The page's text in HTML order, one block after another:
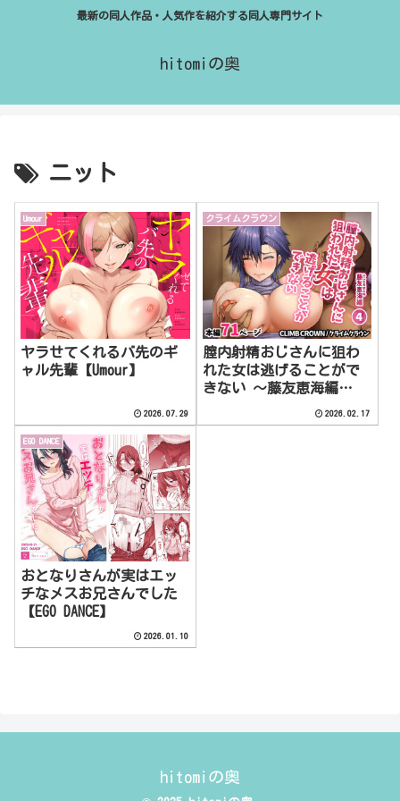
最新の同人作品・人気作を紹介する同人専門サイト
hitomiの奥
ニット
Umour
ヤラせてくれるバ先のギ
ャル先輩【Umour】
2026.07.29
クライムクラウン
膣内射精おじさんに狙わ
れた女は逃げることがで
きない 〜藤友恵海編
VOL.4〜【クライムクラウ
ン】
2026.02.17
EGO DANCE
おとなりさんが実はエッ
チなメスお兄さんでした
【EGO DANCE】
2026.01.10
hitomiの奥